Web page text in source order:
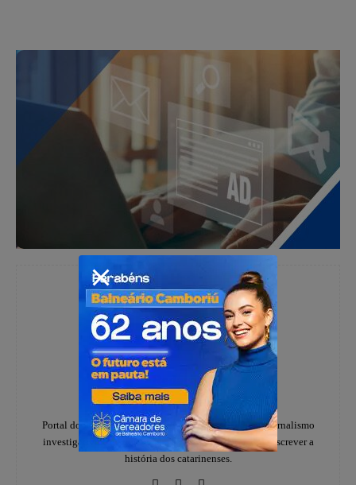
Redação
https://www.instagram.com/folhadoestadosc/
Portal do notícias Folha do Estado especializado em jornalismo
investigativo e de denúncias, há 20 anos, ajudando a escrever a
história dos catarinenses.